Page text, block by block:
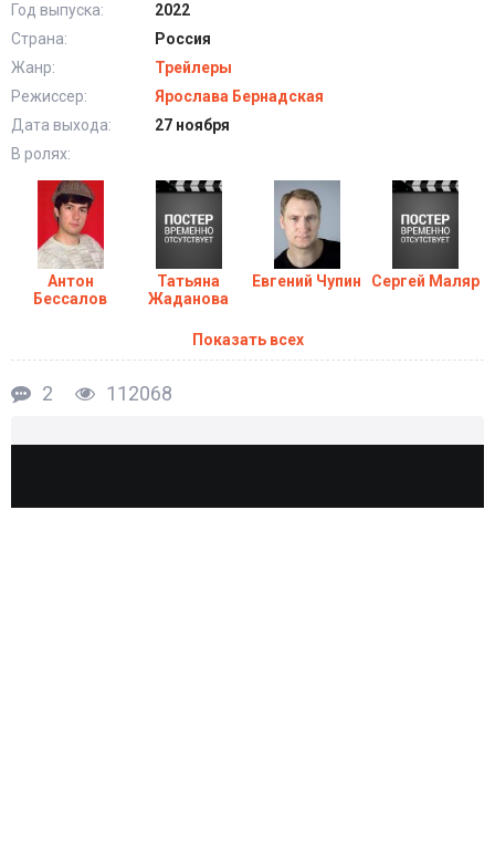
Премьера кинофильма "
Год выпуска:
2022
Страна:
Россия
Жанр:
Трейлеры
Режиссер:
Ярослава Бернадская
Дата выхода:
27 ноября
В ролях:
Антон
Бессалов
Татьяна
Жаданова
Евгений Чупин Сергей Маляр
Показать всех
2 112068